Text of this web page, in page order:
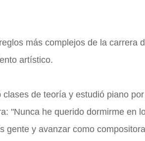
más complejos de la carrera
artístico.
de teoría y estudió piano
"Nunca he querido dormirme en
gente y avanzar como